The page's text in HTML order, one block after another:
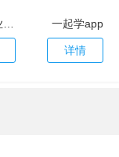
一起学app
详情